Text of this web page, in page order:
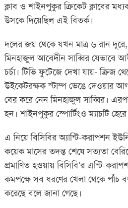
ক্লাব ও শাইনপুকুর ক্রিকেট ক্লাবের
উসকে দিয়েছিল এই বিতর্ক।
দলের জয় থেকে যখন মাত্র ৬ রান
মিনহাজুল আবেদীন সাব্বির যেভাবে
চর্চা। টিভি ফুটেজে দেখা যায়- ক্রিজ
উইকেটরক্ষক স্টাম্প ভেঙে দেওয়ার
বের করে নেন মিনহাজুল সাব্বির।
হন। শাইনপুকুর স্পোর্টিংও ম্যাচটি হেরে
এ নিয়ে বিসিবির অ্যান্টি-করাপশন
কয়েক মাসের তদন্ত শেষে সত্যতা
প্রমাণিত হওয়ায় বিসিবি’র এন্টি-
কমপক্ষে সব ধরণের খেলা থেকে পাঁচ
করেছে বলে জানা গেছে।